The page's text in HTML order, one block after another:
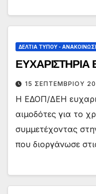
ΔΕΛΤΊΑ ΤΎΠΟΥ -
ΕΥΧΑΡΙΣΤΗΡΙΑ
15 ΣΕΠΤΕΜΒΡΊΟΥ
Η ΕΔΟΠ/ΔΕΗ
αιμοδότες για το
συμμετέχοντας
που διοργάνωσε